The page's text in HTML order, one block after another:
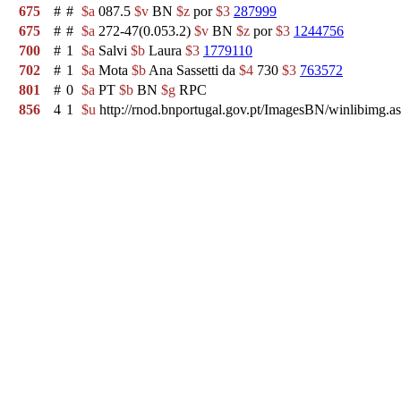
675
# # $a 087.5 $v BN $z por$3 287999
675
# # $a 272-47(0.053.2) $v BN $z por$3 1244756
700
# 1 $a Salvi $b Laura $3 1779110
702
# 1 $a Mota $b Ana Sassetti da $4 730 $3 763572
801
# 0 $a PT $b BN $g RPC
856
4 1 $u http://rnod.bnportugal.gov.pt/ImagesBN/